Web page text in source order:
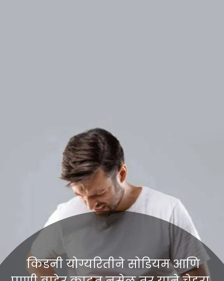
किडनी योग्यरितीने सोडियम आणि